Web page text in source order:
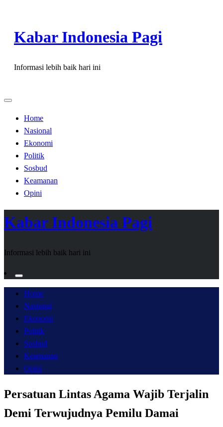
content
Kabar Indonesia Pagi
Informasi lebih baik hari ini
Home
Nasional
Ekonomi
Politik
Sosbud
Keamanan
Opini
Kabar Indonesia Pagi
Informasi lebih baik hari ini
Home
Nasional
Ekonomi
Politik
Sosbud
Keamanan
Opini
Persatuan Lintas Agama Wajib Terjalin
Demi Terwujudnya Pemilu Damai